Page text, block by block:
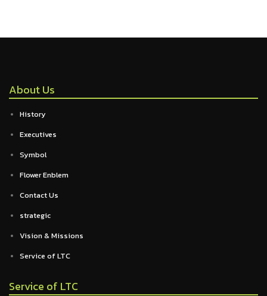
About Us
History
Executives
Symbol
Flower Enblem
Contact Us
strategic
Vision & Missions
Service of LTC
Service of LTC